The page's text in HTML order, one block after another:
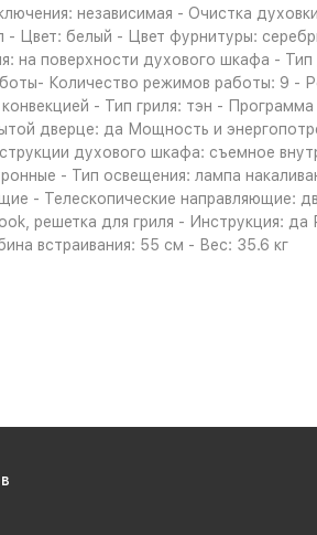
независимая - Очистка
белый - Цвет фурнитуры:
на поверхности духового шкафа -
Количество режимов работы: 9 -
- Тип гриля: тэн -
дверце: да Мощность и
духового шкафа: съемное
- Тип освещения: лампа
- Телескопические направляющие:
решетка для гриля - Инструкция:
встраивания: 55 см - Вес: 35.6 кг